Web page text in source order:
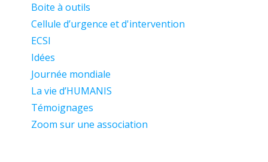
Boite à outils
Cellule d’urgence et d'intervention
ECSI
Idées
Journée mondiale
La vie d’HUMANIS
Témoignages
Zoom sur une association